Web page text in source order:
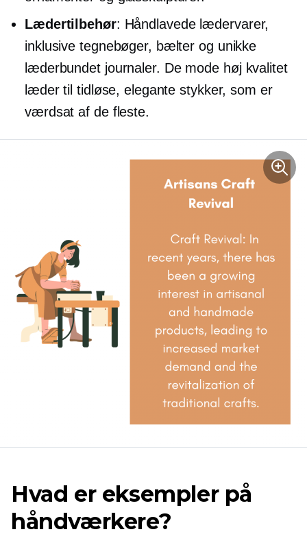
Lædertilbehør: Håndlavede lædervarer,
inklusive tegnebøger, bælter og unikke
læderbundetjournaler. De mode høj kvalitet
læder til tidløse, elegante stykker, som er
værdsat af de fleste.
Hvad er eksempler på
håndværkere?